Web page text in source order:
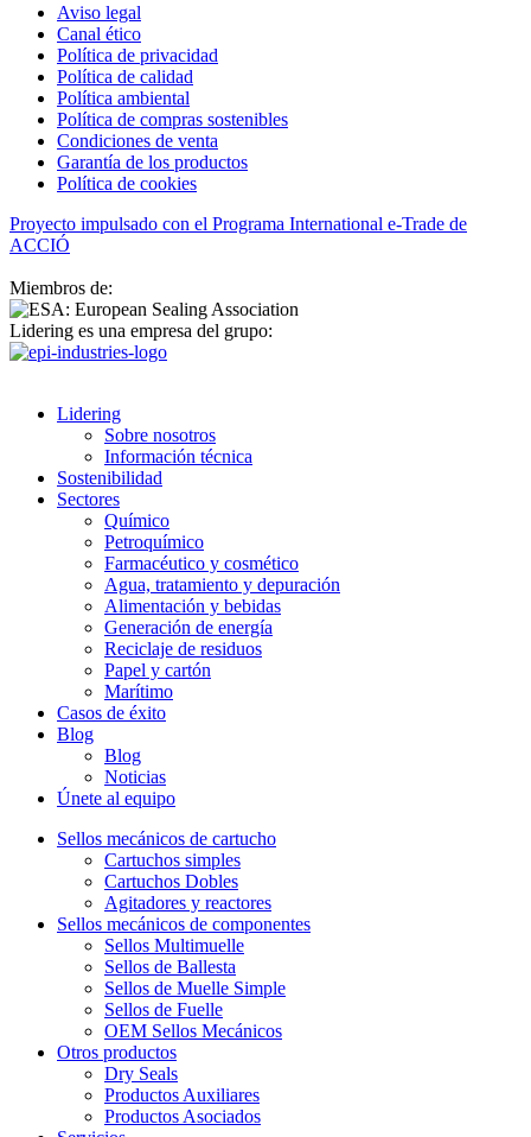
Aviso legal
Canal ético
Política de privacidad
Política de calidad
Política ambiental
Política de compras sostenibles
Condiciones de venta
Garantía de los productos
Política de cookies
Proyecto impulsado con el Programa International e-Trade de
ACCIÓ
Miembros de:
Lidering es una empresa del grupo:
Lidering
Sobre nosotros
Información técnica
Sostenibilidad
Sectores
Químico
Petroquímico
Farmacéutico y cosmético
Agua, tratamiento y depuración
Alimentación y bebidas
Generación de energía
Reciclaje de residuos
Papel y cartón
Marítimo
Casos de éxito
Blog
Blog
Noticias
Únete al equipo
Sellos mecánicos de cartucho
Cartuchos simples
Cartuchos Dobles
Agitadores y reactores
Sellos mecánicos de componentes
Sellos Multimuelle
Sellos de Ballesta
Sellos de Muelle Simple
Sellos de Fuelle
OEM Sellos Mecánicos
Otros productos
Dry Seals
Productos Auxiliares
Productos Asociados